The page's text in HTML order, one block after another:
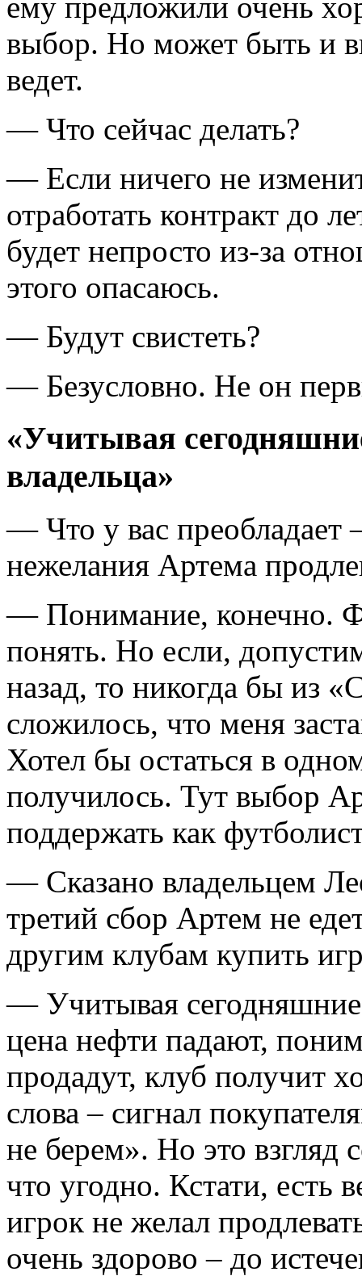
ему предложили очень
выбор. Но может быть и
ведет.
— Что сейчас делать?
— Если ничего не
отработать контракт до
будет непросто из-за
этого опасаюсь.
— Будут свистеть?
— Безусловно. Не он
«Учитывая
владельца»
— Что у вас преобладает
нежелания Артема
— Понимание, конечно.
понять. Но если,
назад, то никогда бы из
сложилось, что меня
Хотел бы остаться в
получилось. Тут выбор
поддержать как
— Сказано владельцем
третий сбор Артем не
другим клубам купить
— Учитывая сегодняшние
цена нефти падают,
продадут, клуб получит
слова – сигнал
не берем». Но это взгляд
что угодно. Кстати, есть
игрок не желал
очень здорово – до